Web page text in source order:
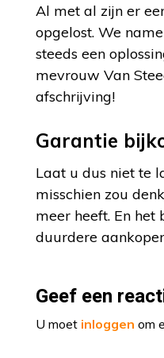
Al met al zijn er
opgelost. We
steeds een
mevrouw Van
afschrijving!
Garantie
Laat u dus niet te
misschien zou
meer heeft. En
duurdere
Geef een
U moet inloggen om